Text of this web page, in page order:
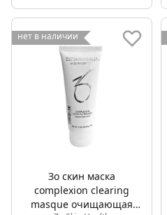
нет в наличии
Зо скин маска
complexion clearing
masque очищающая